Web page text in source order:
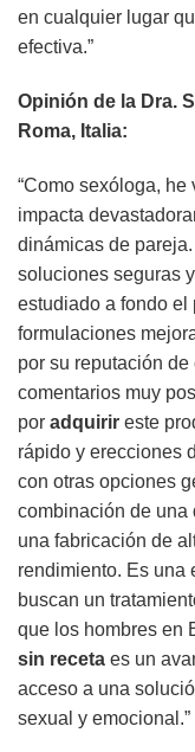
en cualquier lugar
efectiva.”
Opinión de la Dra.
Roma, Italia:
“Como sexóloga, he
impacta
dinámicas de
soluciones seguras
estudiado a fondo el
formulaciones
por su reputación
comentarios muy
por adquirir este
rápido y erecciones
con otras opciones
combinación de una
una fabricación de
rendimiento. Es una
buscan un
que los hombres en
sin receta es un
acceso a una
sexual y emocional.”